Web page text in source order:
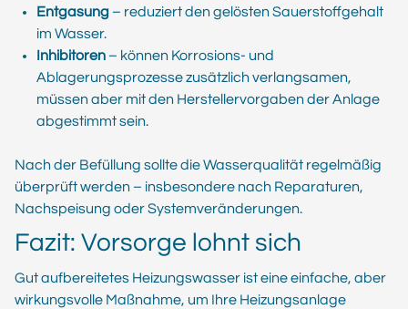
Entgasung– reduziert den gelösten Sauerstoffgehalt
im Wasser.
Inhibitoren– können Korrosions- und
Ablagerungsprozesse zusätzlich verlangsamen,
müssen aber mit den Herstellervorgaben der Anlage
abgestimmt sein.
Nach der Befüllung sollte die Wasserqualität regelmäßig
überprüft werden – insbesondere nach Reparaturen,
Nachspeisung oder Systemveränderungen.
Fazit: Vorsorge lohnt sich
Gut aufbereitetes Heizungswasser ist eine einfache, aber
wirkungsvolle Maßnahme, um Ihre Heizungsanlage